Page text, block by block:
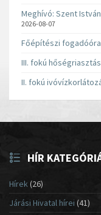
Meghívó: Szent
2026-08-07
Főépítészi fogadóóra
III. fokú hőségriasztás
II. fokú
HÍR
Hírek(26)
Járási Hivatal hírei (41)